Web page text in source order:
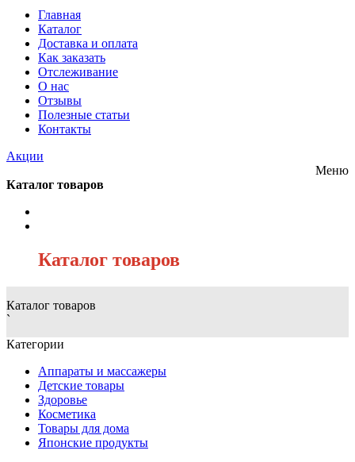
Главная
Каталог
Доставка и оплата
Как заказать
Отслеживание
О нас
Отзывы
Полезные статьи
Контакты
Акции
Меню
Каталог товаров
Каталог товаров
Каталог товаров
`
Категории
Аппараты и массажеры
Детские товары
Здоровье
Косметика
Товары для дома
Японские продукты